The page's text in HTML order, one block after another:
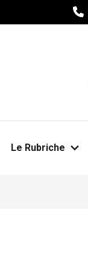
Le Rubriche